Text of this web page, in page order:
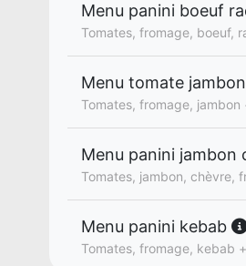
Menu panini boeuf
Tomates, fromage, boeuf,
Menu tomate jambon
Tomates, fromage,
Menu panini jambon
Tomates, jambon, chèvre,
Menu panini kebab
Tomates, fromage, kebab